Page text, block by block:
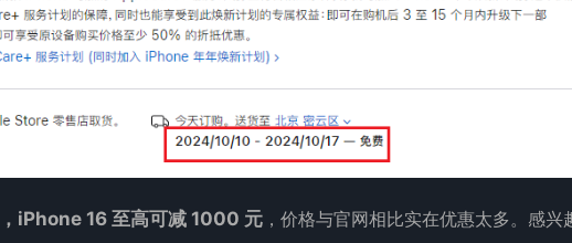
iPhone 16 至高可减 1000 元 ， 价格与官网相比实在优惠太多。感兴